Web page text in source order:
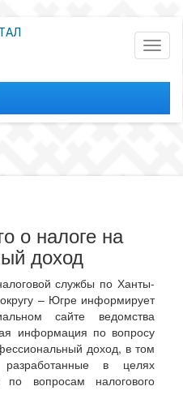
о налоге на
доход
службы по Ханты-
– Югре информирует
сайте ведомства
информация по вопросу
доход, в том
в целях
вопросам налогового